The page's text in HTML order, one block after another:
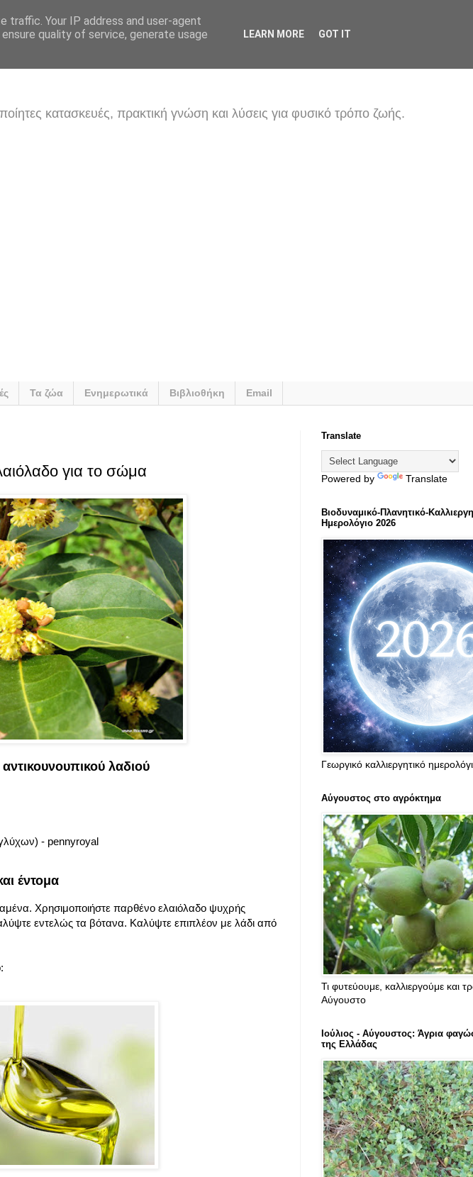
κατασκευές, πρακτική γνώση και λύσεις για φυσικό τρόπο ζωής.
Τα ζώα Ενημερωτικά Βιβλιοθήκη Email
για το σώμα
λαδιού
- pennyroyal
έντομα
Χρησιμοποιήστε παρθένο ελαιόλαδο ψυχρής
εντελώς τα βότανα. Καλύψτε επιπλέον με λάδι από
Translate
Powered by Translate
Βιοδυναμικό-Πλανητικό-
Ημερολόγιο 2026
Γεωργικό καλλιεργητικό
Αύγουστος στο αγρόκτημα
Τι φυτεύουμε, καλλιεργούμε και
Αύγουστο
Ιούλιος - Αύγουστος: Άγρια
της Ελλάδας
traffic. Your IP address and user-agent
quality of service, generate usage
LEARN MORE GOT IT